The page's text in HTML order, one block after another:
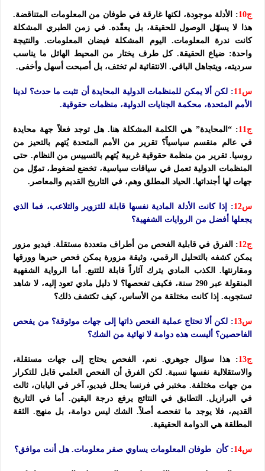
ج10
: الأدلة موجودة، لكنها غارقة في طوفان من المعلومات المتناقضة.
هذا لا يسهّل الوصول للحقيقة، بل يعقّده. في زمن الطبري المشكلة
كانت ندرة المعلومات. اليوم المشكلة فيضان المعلومات. والنتيجة
واحدة: ضياع الحقيقة. كل طرف يختار من المحيط الهائل ما يناسب
سرديته، ويتجاهل الباقي. الانتقائية لم تختف، بل أصبحت أسهل وأخفى.
س11
: لكن ألا يمكن للمنظمات الدولية المحايدة أن تثبت ما حدث؟ لدينا
الأمم المتحدة، محكمة الجنايات الدولية، منظمات حقوقية.
ج11
: “المحايدة” هي الكلمة المشكلة هنا. هل توجد فعلاً جهة محايدة
في عالم منقسم سياسياً؟ تقرير من الأمم المتحدة يُتهم بالتحيز من
روسيا. تقرير من منظمة حقوقية غربية يُتهم بالتسييس من النظام. حتى
المنظمات الدولية تعمل في سياقات سياسية، تخضع لضغوط، تموّل من
جهات لها أجنداتها. الحياد المطلق وهم، في التاريخ القديم والمعاصر.
س12
: إذا كانت الأدلة المادية نفسها قابلة للتزوير والتلاعب، فما الذي
يجعلها أفضل من الروايات الشفهية؟
ج12
: الفرق في قابلية الفحص من أطراف متعددة مستقلة. فيديو مزور
يمكن كشفه بالتحليل الرقمي، وثيقة مزورة يمكن فحص حبرها وورقها
ومقارنتها. الكذب المادي يترك آثاراً قابلة للتتبع. أما الرواية الشفهية
المنقولة عبر 290 سنة، فكيف تفحصها؟ لا دليل مادي تعود إليه، لا شاهد
تستجوبه. إذا كانت مختلقة من الأساس، كيف تكتشف ذلك؟
س13
: لكن ألا تحتاج عملية الفحص ذاتها إلى جهات موثوقة؟ من يفحص
الفاحصين؟ أليست هذه دوامة لا نهائية من الشك؟
ج13
: هذا سؤال جوهري. نعم، الفحص يحتاج إلى جهات مستقلة،
والاستقلالية نفسها نسبية. لكن الفرق أن الفحص العلمي قابل للتكرار
من جهات مختلفة. مختبر في فرنسا يحلل فيديو، آخر في اليابان، ثالث
في البرازيل. التطابق في النتائج يرفع درجة اليقين. أما في التاريخ
القديم، فلا يوجد ما تفحصه أصلاً. الشك ليس دوامة، بل منهج. الثقة
المطلقة هي الدوامة الحقيقية.
س14 : كأن طوفان المعلومات يساوي صفر معلومات. هل أنت موافق؟